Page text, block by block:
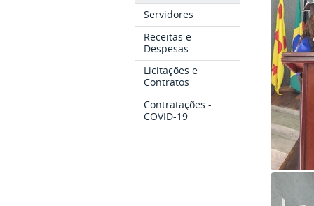
Servidores
Receitas e
Despesas
Licitações e
Contratos
Contratações -
COVID-19